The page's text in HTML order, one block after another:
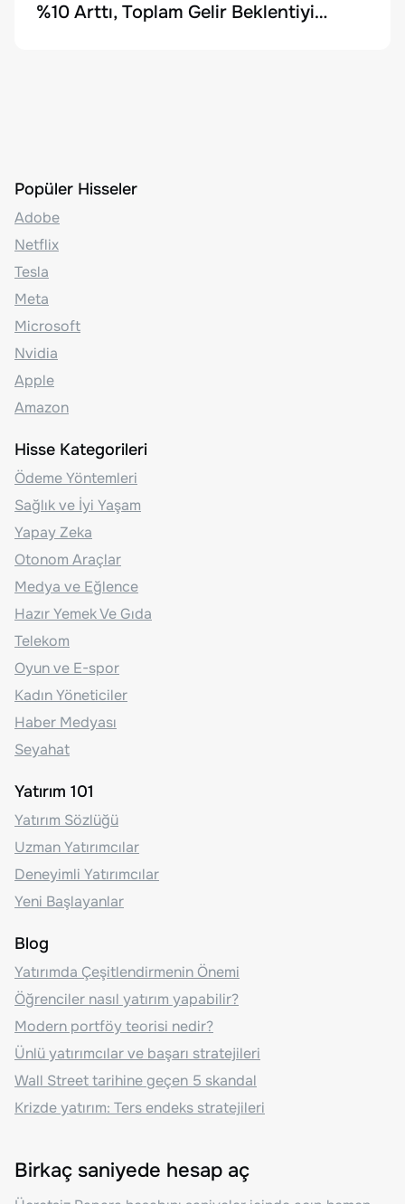
%10 Arttı, Toplam Gelir Beklentiyi
Popüler Hisseler
Adobe
Netflix
Tesla
Meta
Microsoft
Nvidia
Apple
Amazon
Hisse Kategorileri
Ödeme Yöntemleri
Sağlık ve İyi Yaşam
Yapay Zeka
Otonom Araçlar
Medya ve Eğlence
Hazır Yemek Ve Gıda
Telekom
Oyun ve E-spor
Kadın Yöneticiler
Haber Medyası
Seyahat
Yatırım 101
Yatırım Sözlüğü
Uzman Yatırımcılar
Deneyimli Yatırımcılar
Yeni Başlayanlar
Blog
Yatırımda Çeşitlendirmenin Önemi
Öğrenciler nasıl yatırım yapabilir?
Modern portföy teorisi nedir?
Ünlü yatırımcılar ve başarı stratejileri
Wall Street tarihine geçen 5 skandal
Krizde yatırım: Ters endeks stratejileri
Birkaç saniyede hesap aç